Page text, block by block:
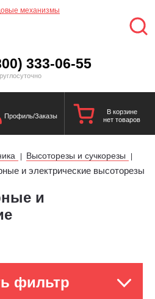
333-06-55
Профиль/Заказы
В корзине
нет товаров
| Высоторезы и сучкорезы |
и электрические высоторезы
и
фильтр